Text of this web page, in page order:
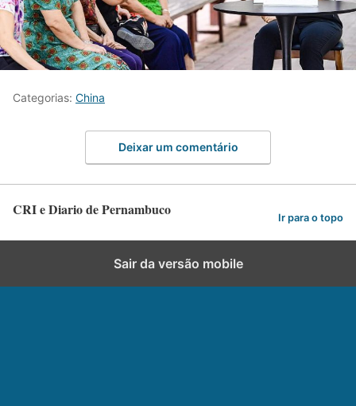
Categorias: China
Deixar um comentário
CRI e Diario de Pernambuco Ir para o topo
Sair da versão mobile